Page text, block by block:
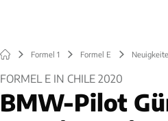
Formel 1 Formel E
FORMEL E IN CHILE 2020
BMW-Pilot